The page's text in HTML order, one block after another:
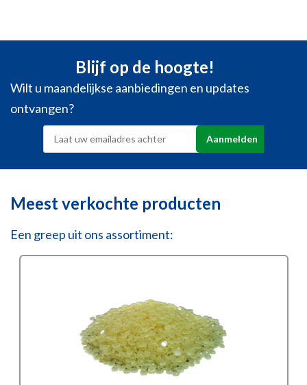
Blijf op de hoogte!
Wilt u maandelijkse aanbiedingen en updates
ontvangen?
Meest verkochte producten
Een greep uit ons assortiment: